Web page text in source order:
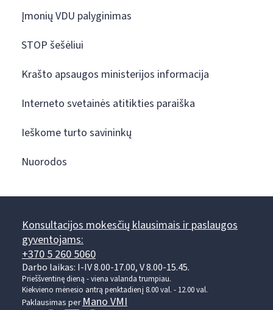
Įmonių VDU palyginimas
STOP šešėliui
Krašto apsaugos ministerijos informacija
Interneto svetainės atitikties paraiška
Ieškome turto savininkų
Nuorodos
Konsultacijos mokesčių klausimais ir paslaugos
gyventojams:
+370 5 260 5060
Darbo laikas: I-IV 8.00-17.00, V 8.00-15.45.
Prieššventinę dieną - viena valanda trumpiau.
Kiekvieno mėnesio antrą penktadienį 8.00 val. - 12.00 val.
Paklausimas per Mano VMI